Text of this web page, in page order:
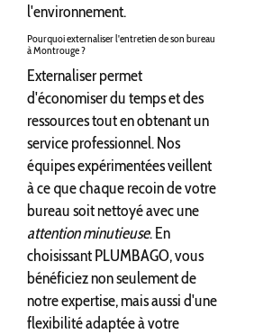
l'environnement.
Pourquoi externaliser l'entretien de son bureau
à Montrouge ?
Externaliser permet
d'économiser du temps et des
ressources tout en obtenant un
service professionnel. Nos
équipes expérimentées veillent
à ce que chaque recoin de votre
bureau soit nettoyé avec une
attention minutieuse. En
choisissant PLUMBAGO, vous
bénéficiez non seulement de
notre expertise, mais aussi d'une
flexibilité adaptée à votre